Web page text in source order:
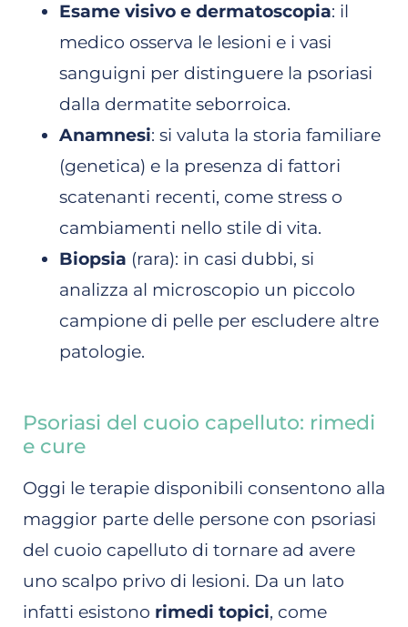
Esame visivo e dermatoscopia: il
medico osserva le lesioni e i vasi
sanguigni per distinguere la psoriasi
dalla dermatite seborroica.
Anamnesi: si valuta la storia familiare
(genetica) e la presenza di fattori
scatenanti recenti, come stress o
cambiamenti nello stile di vita.
Biopsia (rara): in casi dubbi, si
analizza al microscopio un piccolo
campione di pelle per escludere altre
patologie.
Psoriasi del cuoio capelluto: rimedi
e cure
Oggi le terapie disponibili consentono alla
maggior parte delle persone con psoriasi
del cuoio capelluto di tornare ad avere
uno scalpo privo di lesioni. Da un lato
infatti esistono rimedi topici, come